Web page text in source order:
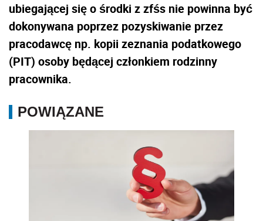
ubiegającej się o środki z zfśs nie powinna być
dokonywana poprzez pozyskiwanie przez
pracodawcę np. kopii zeznania podatkowego
(PIT) osoby będącej członkiem rodzinny
pracownika.
POWIĄZANE